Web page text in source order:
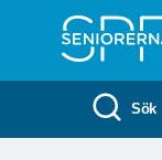
Sök